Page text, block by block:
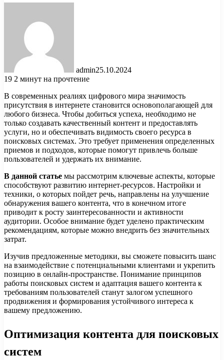
admin25.10.2024
19 2 минут на прочтение
В современных реалиях цифрового мира значимость
присутствия в интернете становится основополагающей для
любого бизнеса. Чтобы добиться успеха, необходимо не
только создавать качественный контент и предоставлять
услуги, но и обеспечивать видимость своего ресурса в
поисковых системах. Это требует применения определенных
приемов и подходов, которые помогут привлечь больше
пользователей и удержать их внимание.
В данной статье мы рассмотрим ключевые аспекты, которые
способствуют развитию интернет-ресурсов. Настройки и
техники, о которых пойдет речь, направлены на улучшение
обнаружения вашего контента, что в конечном итоге
приводит к росту заинтересованности и активности
аудитории. Особое внимание будет уделено практическим
рекомендациям, которые можно внедрить без значительных
затрат.
Изучив предложенные методики, вы сможете повысить шанс
на взаимодействие с потенциальными клиентами и укрепить
позицию в онлайн-пространстве. Понимание принципов
работы поисковых систем и адаптация вашего контента к
требованиям пользователей станут залогом успешного
продвижения и формирования устойчивого интереса к
вашему предложению.
Оптимизация контента для поисковых
систем